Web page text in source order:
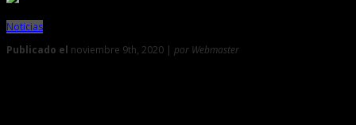
Noticias
Publicado el noviembre 9th, 2020 | por Webmaster